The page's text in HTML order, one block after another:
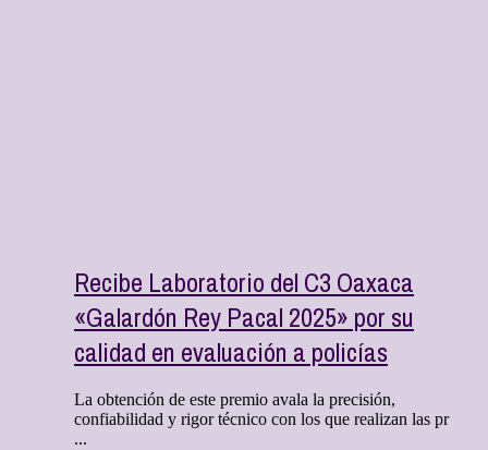
Recibe Laboratorio del C3 Oaxaca
«Galardón Rey Pacal 2025» por su
calidad en evaluación a policías
La obtención de este premio avala la precisión,
confiabilidad y rigor técnico con los que realizan las pr
...